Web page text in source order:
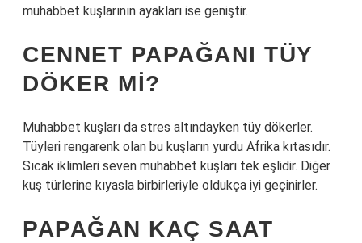
muhabbet kuşlarının ayakları ise geniştir.
CENNET PAPAĞANI TÜY
DÖKER MI?
Muhabbet kuşları da stres altındayken tüy dökerler.
Tüyleri rengarenk olan bu kuşların yurdu Afrika kıtasıdır.
Sıcak iklimleri seven muhabbet kuşları tek eşlidir. Diğer
kuş türlerine kıyasla birbirleriyle oldukça iyi geçinirler.
PAPAĞAN KAÇ SAAT